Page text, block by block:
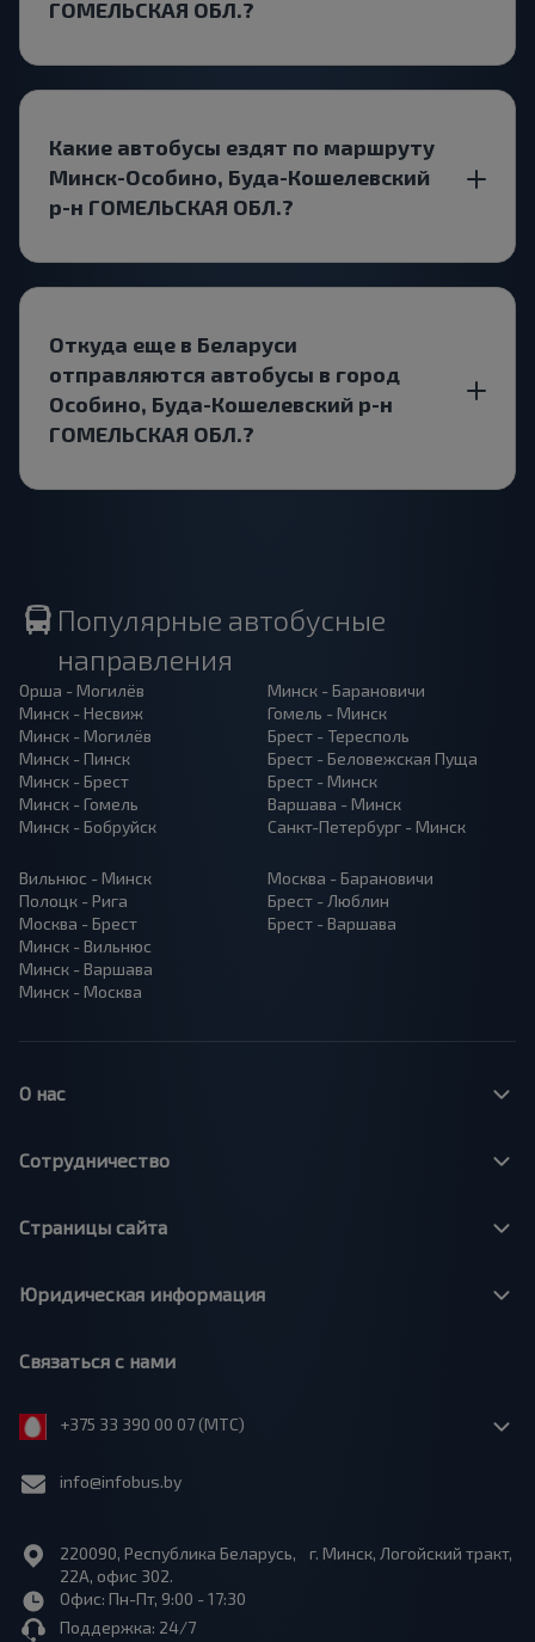
ГОМЕЛЬСКАЯ ОБЛ.?
Какие автобусы ездят по маршруту
Минск-Особино, Буда-Кошелевский
р-н ГОМЕЛЬСКАЯ ОБЛ.?
Откуда еще в Беларуси
отправляются автобусы в город
Особино, Буда-Кошелевский р-н
ГОМЕЛЬСКАЯ ОБЛ.?
Популярные автобусные
направления
Орша - Могилёв
Минск - Несвиж
Минск - Могилёв
Минск - Пинск
Минск - Брест
Минск - Гомель
Минск - Бобруйск
Минск - Барановичи
Гомель - Минск
Брест - Тересполь
Брест - Беловежская Пуща
Брест - Минск
Варшава - Минск
Санкт-Петербург - Минск
Вильнюс - Минск
Полоцк - Рига
Москва - Брест
Минск - Вильнюс
Минск - Варшава
Минск - Москва
Москва - Барановичи
Брест - Люблин
Брест - Варшава
О нас
Сотрудничество
Страницы сайта
Юридическая информация
Связаться с нами
+375 33 390 00 07 (МТС)
info@infobus.by
220090, Республика Беларусь, г. Минск, Логойский тракт,
22А, офис 302.
Офис: Пн-Пт, 9:00 - 17:30
Поддержка: 24/7